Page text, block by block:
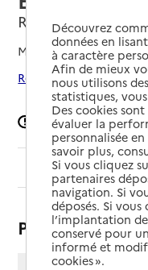
Rennes, ILLE-ET-
Mis à jour le31/10/
Rechercher les
Signaler une
Sommaire
Présentation
Découvrez
données en
à caractère
Afin de mieux
nous utilisons
statistiques,
Des cookies
évaluer la
personnalisée
savoir plus,
Si vous cliquez
partenaires
navigation. Si
déposés. Si
l’implantation
conservé pour
informé et
cookies ».